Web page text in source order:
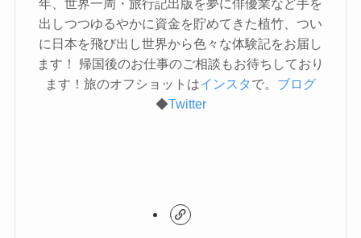
年、世界一周・旅行記出版を夢に俳優業など手を
出しつつゆるやかに資金を貯めてきた植竹、つい
に日本を飛び出し世界から色々な体験記をお届し
ます！ 帰国後のお仕事のご相談もお待ちしており
ます！旅のオフショットはインスタ で。 ブログ
◆Twitter